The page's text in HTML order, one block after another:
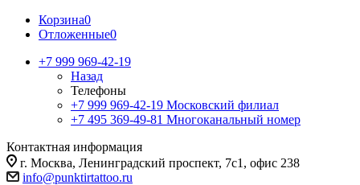
Корзина0
Отложенные0
+7 999 969-42-19
Назад
Телефоны
+7 999 969-42-19 Московский филиал
+7 495 369-49-81 Многоканальный номер
Контактная информация
г. Москва, Ленинградский проспект, 7с1, офис 238
info@punktirtattoo.ru